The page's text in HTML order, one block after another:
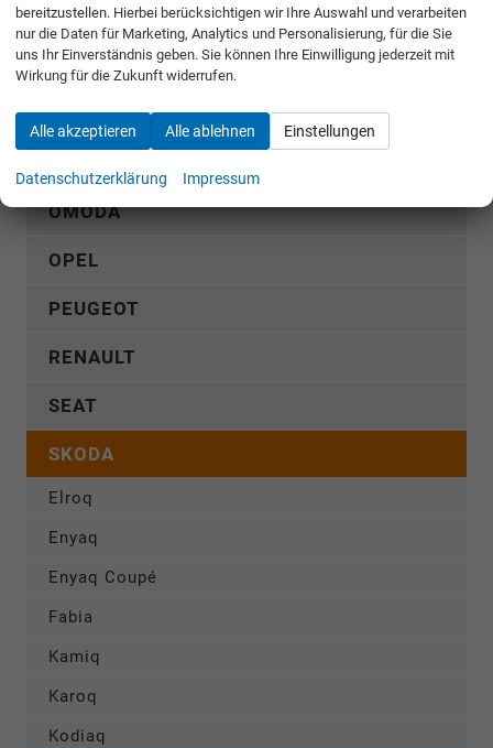
MERCEDES-BENZ
MG
MITSUBISHI
OMODA
OPEL
PEUGEOT
RENAULT
SEAT
SKODA
Elroq
Enyaq
Enyaq Coupé
Fabia
Kamiq
Karoq
Kodiaq
bereitzustellen. Hierbei berücksichtigen wir Ihre Auswahl und verarbeiten
nur die Daten für Marketing, Analytics und Personalisierung, für die Sie
uns Ihr Einverständnis geben. Sie können Ihre Einwilligung jederzeit mit
Wirkung für die Zukunft widerrufen.
Alle akzeptieren Alle ablehnen Einstellungen
Datenschutzerklärung Impressum